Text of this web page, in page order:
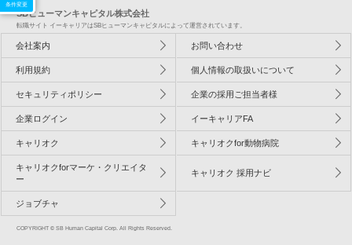
条件変更
SBヒューマンキャピタル株式会社
転職サイト イーキャリアはSBヒューマンキャピタルによって運営されています。
会社案内 お問い合わせ
利用規約 個人情報の取扱いについて
セキュリティポリシー 企業の採用ご担当者様
企業ログイン イーキャリアFA
キャリオク キャリオクfor動物病院
キャリオクforマーケ・クリエイタ
ー
キャリオク 採用ナビ
ジョブチャ
COPYRIGHT © SB Human Capital Corp. All Rights Reserved.